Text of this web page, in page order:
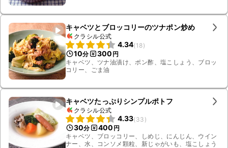
キャベツとブロッコリーのツナポン炒め
クラシル公式
4.34(18)
10分 300 円
キャベツ、ツナ油漬け、ポン酢、塩こしょう、ブロッ
コリー、ごま油
キャベツたっぷりシンプルポトフ
クラシル公式
4.33(33 )
30分 400 円
キャベツ、ブロッコリー、しめじ、にんじん、ウイン
ナー、水、コンソメ顆粒、新じゃがいも、塩こしょう